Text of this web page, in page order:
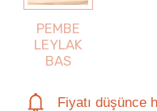
PEMBE
LEYLAK
BAS
Fiyatı düşünce